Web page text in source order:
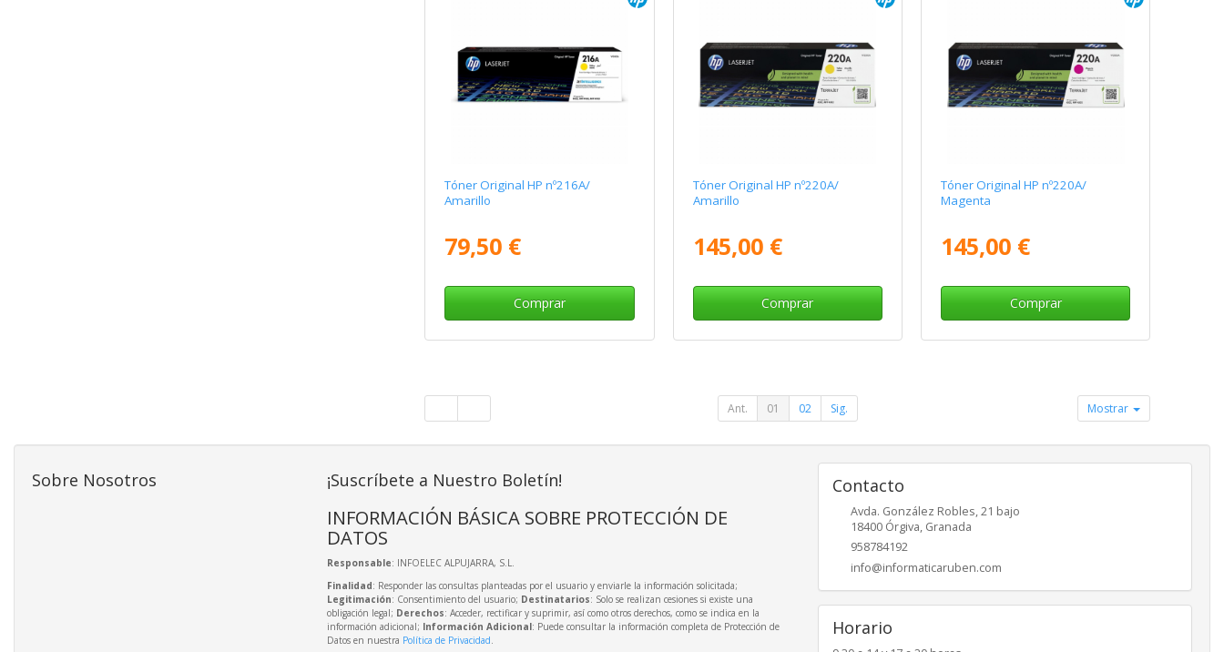
Tóner Original HP nº216A/
Amarillo
79,50 €
Comprar
Tóner Original HP nº220A/
Amarillo
145,00 €
Comprar
Tóner Original HP nº220A/
Magenta
145,00 €
Comprar
Ant. 01 02 Sig. Mostrar
Sobre Nosotros ¡Suscríbete a Nuestro Boletín!
INFORMACIÓN BÁSICA SOBRE PROTECCIÓN DE
DATOS
Responsable: INFOELEC ALPUJARRA, S.L.
Finalidad: Responder las consultas planteadas por el usuario y enviarle la información solicitada;
Legitimación: Consentimiento del usuario; Destinatarios: Solo se realizan cesiones si existe una
obligación legal; Derechos: Acceder, rectificar y suprimir, así como otros derechos, como se indica en la
información adicional; Información Adicional: Puede consultar la información completa de Protección de
Datos en nuestra Política de Privacidad.
Contacto
Avda. González Robles, 21 bajo
18400 Órgiva, Granada
958784192
info@informaticaruben.com
Horario